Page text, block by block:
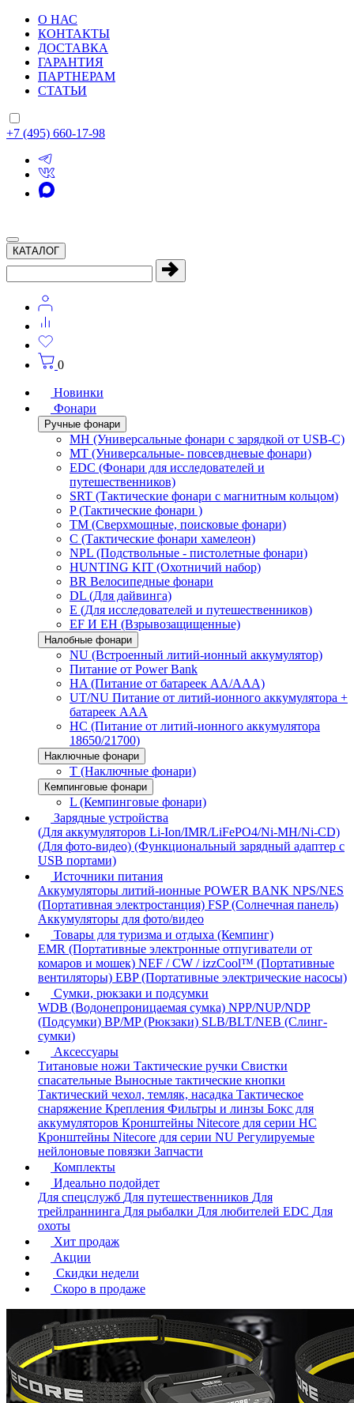
О НАС
КОНТАКТЫ
ДОСТАВКА
ГАРАНТИЯ
ПАРТНЕРАМ
СТАТЬИ
+7 (495) 660-17-98
КАТАЛОГ
0
Новинки
Фонари
Ручные фонари
MH (Универсальные фонари с зарядкой от USB-C)
MT (Универсальные- повсевдневые фонари)
EDC (Фонари для исследователей и
путешественников)
SRT (Тактические фонари с магнитным кольцом)
P (Тактические фонари )
TM (Сверхмощные, поисковые фонари)
C (Тактические фонари хамелеон)
NPL (Подствольные - пистолетные фонари)
HUNTING KIT (Охотничий набор)
BR Велосипедные фонари
DL (Для дайвинга)
E (Для исследователей и путешественников)
EF И EH (Взрывозащищенные)
Налобные фонари
NU (Встроенный литий-ионный аккумулятор)
Питание от Power Bank
HA (Питание от батареек AA/AAA)
UT/NU Питание от литий-ионного аккумулятора +
батареек AAA
HC (Питание от литий-ионного аккумулятора
18650/21700)
Наключные фонари
T (Наключные фонари)
Кемпинговые фонари
L (Кемпинговые фонари)
Зарядные устройства
(Для аккумуляторов Li-Ion/IMR/LiFePO4/Ni-MH/Ni-CD)
(Для фото-видео) (Функциональный зарядный адаптер с
USB портами)
Источники питания
Аккумуляторы литий-ионные POWER BANK NPS/NES
(Портативная электростанция) FSP (Солнечная панель)
Аккумуляторы для фото/видео
Товары для туризма и отдыха (Кемпинг)
EMR (Портативные электронные отпугиватели от
комаров и мошек) NEF / CW / izzCool™ (Портативные
вентиляторы) EBP (Портативные электрические насосы)
Сумки, рюкзаки и подсумки
WDB (Водонепроницаемая сумка) NPP/NUP/NDP
(Подсумки) BP/MP (Рюкзаки) SLB/BLT/NEB (Слинг-
сумки)
Аксессуары
Титановые ножи Тактические ручки Свистки
спасательные Выносные тактические кнопки
Тактический чехол, темляк, насадка Тактическое
снаряжение Крепления Фильтры и линзы Бокс для
аккумуляторов Кронштейны Nitecore для серии HС
Кронштейны Nitecore для серии NU Регулируемые
нейлоновые повязки Запчасти
Комплекты
Идеально подойдет
Для спецслужб Для путешественников Для
трейлраннинга Для рыбалки Для любителей EDC Для
охоты
Хит продаж
Акции
Скидки недели
Скоро в продаже